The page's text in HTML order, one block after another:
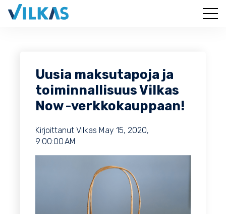
Uusia maksutapoja ja
toiminnallisuus Vilkas
Now -verkkokauppaan!
KirjoittanutVilkas May 15, 2020,
9:00:00 AM